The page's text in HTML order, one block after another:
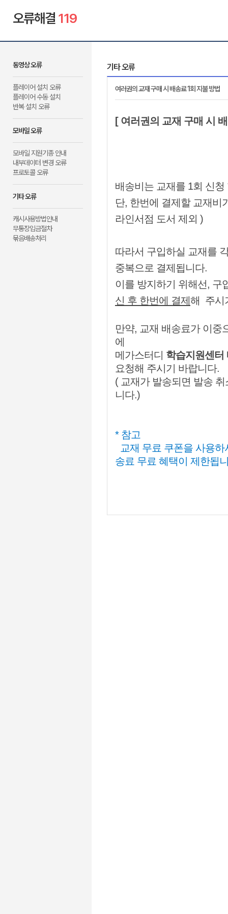
오류해결 119
동영상 오류
플레이어 설치 오류
플레이어 수동 설치
반복 설치 오류
모바일 오류
모바일 지원기종 안내
내부데이터 변경 오류
프로토콜 오류
기타 오류
캐시사용방법안내
무통장입금절차
묶음배송처리
기타 오류
여러권의 교재 구매 시 배송료 1회 지불 방법
[ 여러권의 교재 구매 시
배송비는 교재를 1회 신
단, 한번에 결제할 교재비
라인서점 도서 제외 )
따라서 구입하실 교재를
중복으로 결제됩니다.
이를 방지하기 위해선, 구
신 후 한번에 결제 해 주시
만약, 교재 배송료가 이중
에
메가스터디 학습지원센터
요청해 주시기 바랍니다.
( 교재가 발송되면 발송
니다.)
* 참고
교재 무료 쿠폰을 사용
송료 무료 혜택이 제한됩